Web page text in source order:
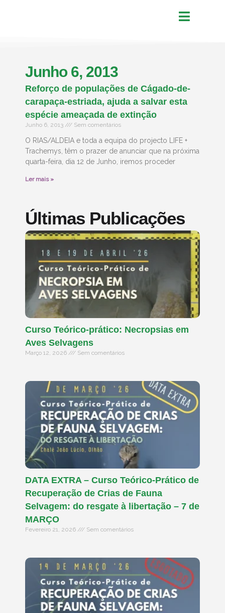
Junho 6, 2013
Reforço de populações de Cágado-de-
carapaça-estriada, ajuda a salvar esta
espécie ameaçada de extinção
Junho 6, 2013 Sem comentários
O RIAS/ALDEIA e toda a equipa do projecto LIFE +
Trachemys, têm o prazer de anunciar que na próxima
quarta-feira, dia 12 de Junho, iremos proceder
Ler mais »
Últimas Publicações
Curso Teórico-prático: Necropsias em
Aves Selvagens
Março 12, 2026 Sem comentários
DATA EXTRA – Curso Teórico-Prático de
Recuperação de Crias de Fauna
Selvagem: do resgate à libertação – 7 de
MARÇO
Fevereiro 21, 2026 Sem comentários